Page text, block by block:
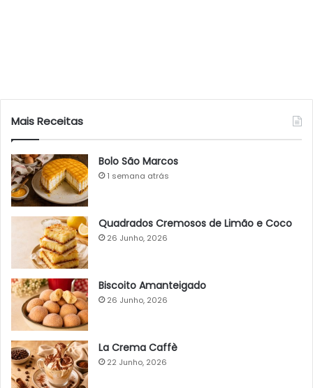
Mais Receitas
Bolo São Marcos
1 semana atrás
Quadrados Cremosos de Limão e Coco
26 Junho, 2026
Biscoito Amanteigado
26 Junho, 2026
La Crema Caffè
22 Junho, 2026